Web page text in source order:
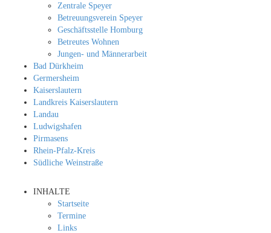
Zentrale Speyer
Betreuungsverein Speyer
Geschäftsstelle Homburg
Betreutes Wohnen
Jungen- und Männerarbeit
Bad Dürkheim
Germersheim
Kaiserslautern
Landkreis Kaiserslautern
Landau
Ludwigshafen
Pirmasens
Rhein-Pfalz-Kreis
Südliche Weinstraße
INHALTE
Startseite
Termine
Links